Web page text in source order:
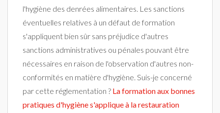
l'hygiène des denrées alimentaires. Les sanctions
éventuelles relatives à un défaut de formation
s'appliquent bien sûr sans préjudice d'autres
sanctions administratives ou pénales pouvant être
nécessaires en raison de l'observation d'autres non-
conformités en matière d'hygiène. Suis-je concerné
par cette réglementation ? La formation aux bonnes
pratiques d'hygiène s'applique à la restauration